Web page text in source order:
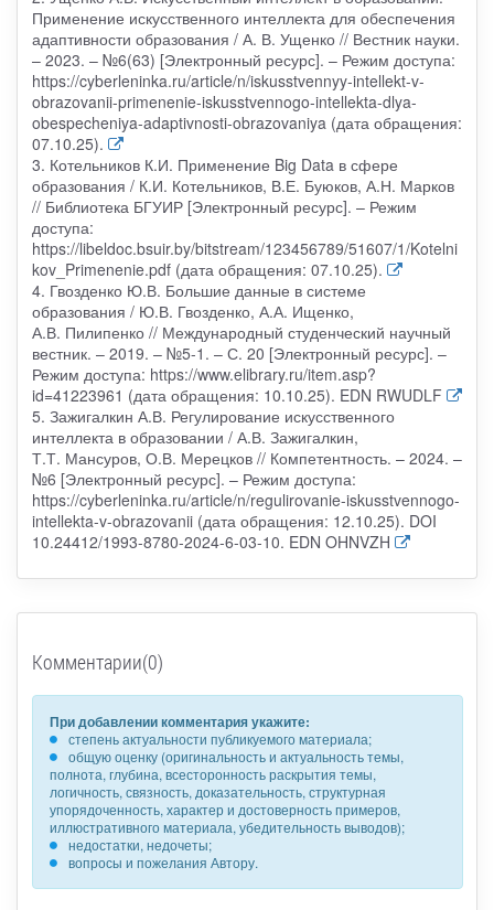
Применение искусственного интеллекта для обеспечения
адаптивности образования / А. В. Ущенко // Вестник науки.
– 2023. – №6(63) [Электронный ресурс]. – Режим доступа:
https://cyberleninka.ru/article/n/iskusstvennyy-intellekt-v-
obrazovanii-primenenie-iskusstvennogo-intellekta-dlya-
obespecheniya-adaptivnosti-obrazovaniya (дата обращения:
07.10.25).
3. Котельников К.И. Применение Big Data в сфере
образования / К.И. Котельников, В.Е. Буюков, А.Н. Марков
// Библиотека БГУИР [Электронный ресурс]. – Режим
доступа:
https://libeldoc.bsuir.by/bitstream/123456789/51607/1/Kotelni
kov_Primenenie.pdf (дата обращения: 07.10.25).
4. Гвозденко Ю.В. Большие данные в системе
образования / Ю.В. Гвозденко, А.А. Ищенко,
А.В. Пилипенко // Международный студенческий научный
вестник. – 2019. – №5-1. – С. 20 [Электронный ресурс]. –
Режим доступа: https://www.elibrary.ru/item.asp?
id=41223961 (дата обращения: 10.10.25). EDN RWUDLF
5. Зажигалкин А.В. Регулирование искусственного
интеллекта в образовании / А.В. Зажигалкин,
Т.Т. Мансуров, О.В. Мерецков // Компетентность. – 2024. –
№6 [Электронный ресурс]. – Режим доступа:
https://cyberleninka.ru/article/n/regulirovanie-iskusstvennogo-
intellekta-v-obrazovanii (дата обращения: 12.10.25). DOI
10.24412/1993-8780-2024-6-03-10. EDN OHNVZH
Комментарии(0)
При добавлении комментария укажите:
степень актуальности публикуемого материала;
общую оценку (оригинальность и актуальность темы,
полнота, глубина, всесторонность раскрытия темы,
логичность, связность, доказательность, структурная
упорядоченность, характер и достоверность примеров,
иллюстративного материала, убедительность выводов);
недостатки, недочеты;
вопросы и пожелания Автору.